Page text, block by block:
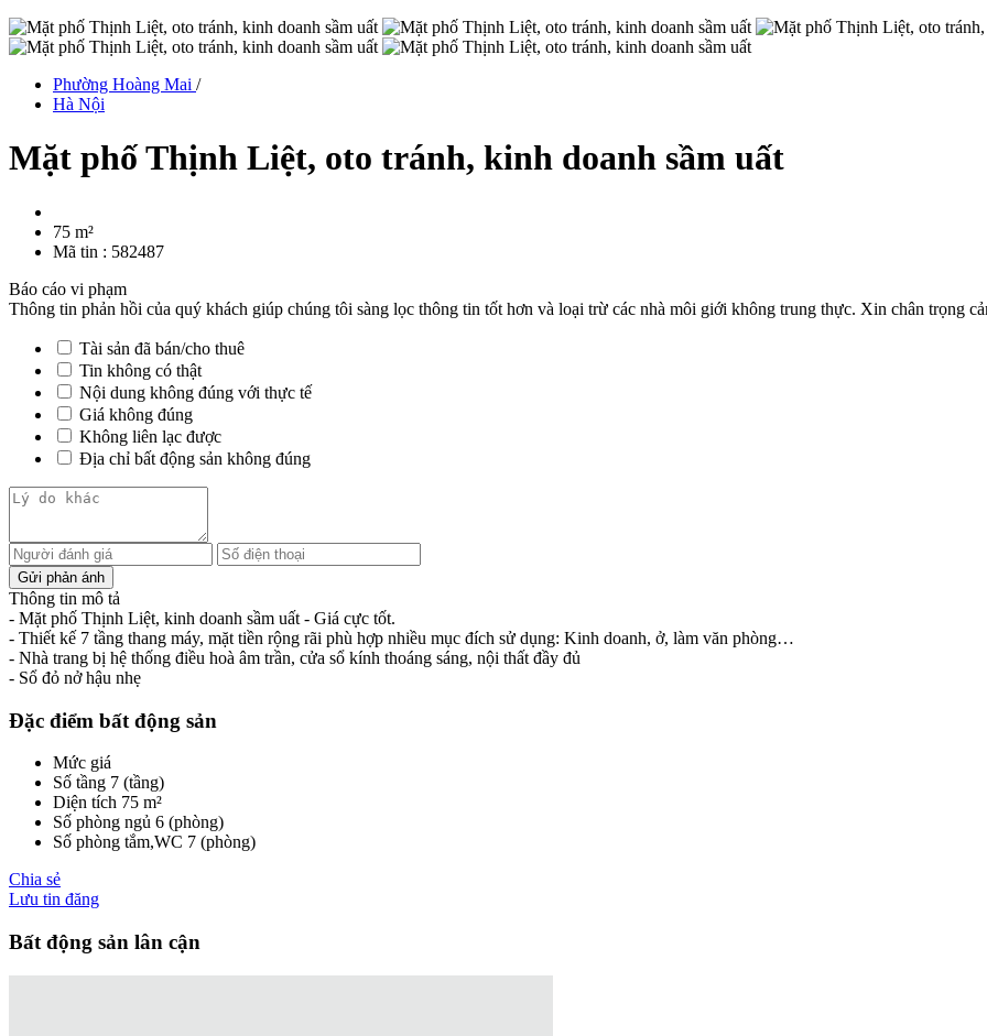
Phường Hoàng Mai /
Hà Nội
Mặt phố Thịnh Liệt, oto tránh, kinh doanh sầm uất
75 m²
Mã tin : 582487
Báo cáo vi phạm
Thông tin phản hồi của quý khách giúp chúng tôi sàng lọc thông tin tốt hơn và loại trừ các nhà môi giới không trung thực. Xin chân trọng
Tài sản đã bán/cho thuê
Tin không có thật
Nội dung không đúng với thực tế
Giá không đúng
Không liên lạc được
Địa chỉ bất động sản không đúng
Thông tin mô tả
- Mặt phố Thịnh Liệt, kinh doanh sầm uất - Giá cực tốt.
- Thiết kế 7 tầng thang máy, mặt tiền rộng rãi phù hợp nhiều mục đích sử dụng: Kinh doanh, ở, làm văn phòng…
- Nhà trang bị hệ thống điều hoà âm trần, cửa sổ kính thoáng sáng, nội thất đầy đủ
- Sổ đỏ nở hậu nhẹ
Đặc điểm bất động sản
Mức giá
Số tầng 7 (tầng)
Diện tích 75 m²
Số phòng ngủ 6 (phòng)
Số phòng tắm,WC 7 (phòng)
Chia sẻ
Lưu tin đăng
Bất động sản lân cận